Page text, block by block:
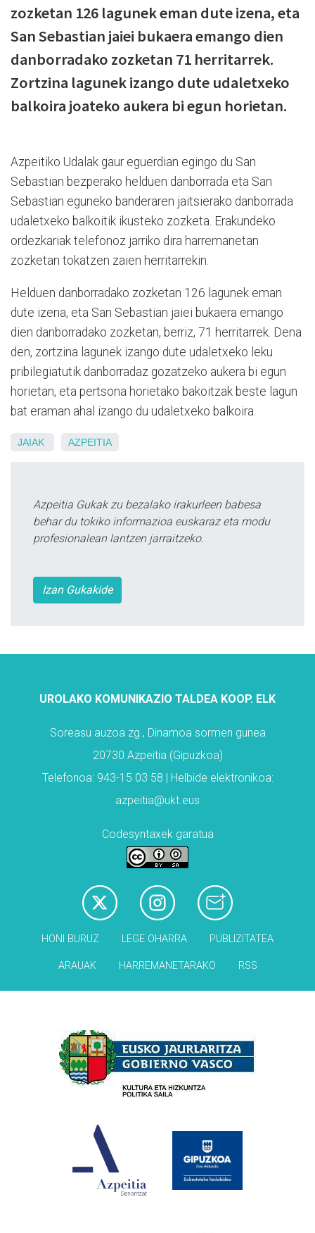
zozketan 126 lagunek eman dute izena, eta
San Sebastian jaiei bukaera emango dien
danborradako zozketan 71 herritarrek.
Zortzina lagunek izango dute udaletxeko
balkoira joateko aukera bi egun horietan.
Azpeitiko Udalak gaur eguerdian egingo du San
Sebastian bezperako helduen danborrada eta San
Sebastian eguneko banderaren jaitsierako danborrada
udaletxeko balkoitik ikusteko zozketa. Erakundeko
ordezkariak telefonoz jarriko dira harremanetan
zozketan tokatzen zaien herritarrekin.
Helduen danborradako zozketan 126 lagunek eman
dute izena, eta San Sebastian jaiei bukaera emango
dien danborradako zozketan, berriz, 71 herritarrek. Dena
den, zortzina lagunek izango dute udaletxeko leku
pribilegiatutik danborradaz gozatzeko aukera bi egun
horietan, eta pertsona horietako bakoitzak beste lagun
bat eraman ahal izango du udaletxeko balkoira.
JAIAK AZPEITIA
Azpeitia Gukak zu bezalako irakurleen babesa
behar du tokiko informazioa euskaraz eta modu
profesionalean lantzen jarraitzeko.
Izan Gukakide
UROLAKO KOMUNIKAZIO TALDEA KOOP. ELK
Soreasu auzoa zg., Dinamoa sormen gunea
20730 Azpeitia (Gipuzkoa)
Telefonoa: 943-15 03 58 | Helbide elektronikoa:
azpeitia@ukt.eus
Codesyntaxek garatua
HONI BURUZ LEGE OHARRA PUBLIZITATEA
ARAUAK HARREMANETARAKO RSS